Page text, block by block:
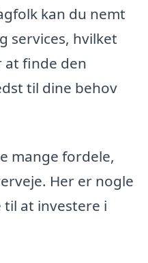
kan du nemt
services, hvilket
at finde den
til dine behov
mange fordele,
Her er nogle
at investere i